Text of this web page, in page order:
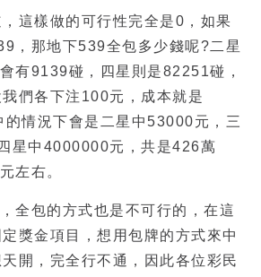
這樣做的可行性完全是0，如果
，那地下539全包多少錢呢?二星
有9139碰，四星則是82251碰，
們各下注100元，成本就是
情況下會是二星中53000元，三
星中4000000元，共是426萬
左右。
全包的方式也是不可行的，在這
獎金項目，想用包牌的方式來中
開，完全行不通，因此各位彩民